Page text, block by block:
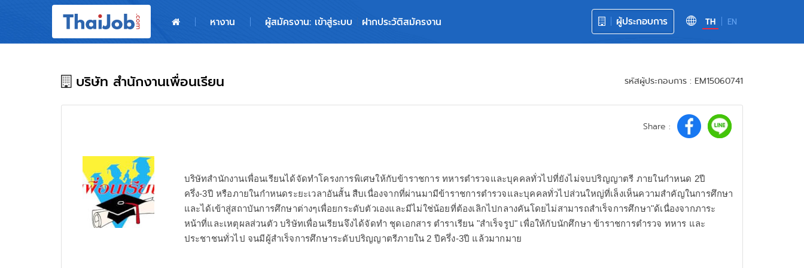
TH EN
ผู้ประกอบการ
หางาน ผู้สมัครงาน: เข้าสู่ระบบ ฝากประวัติสมัครงาน
ผู้สมัครงาน: เข้าสู่ระบบ
บริษัท สำนักงานเพื่อนเรียน รหัสผู้ประกอบการ : EM15060741
Share :
บริษัทสำนักงานเพื่อนเรียนได้จัดทำโครงการพิเศษให้กับข้าราชการ ทหารตำรวจและบุคคลทั่วไปที่ยังไม่จบปริญญาตรี ภายในกำหนด 2ปี
ครึ่ง-3ปี หรือภายในกำหนดระยะเวลาอันสั้น สืบเนื่องจากที่ผ่านมามีข้าราชการตำรวจและบุคคลทั่วไปส่วนใหญ่ที่เล็งเห็นความสำคัญในการศึกษา
และได้เข้าสู่สถาบันการศึกษาต่างๆเพื่อยกระดับตัวเองและมีไม่ใช่น้อยที่ต้องเลิกไปกลางคันโดยไม่สามารถสำเร็จการศึกษา"ด้เนื่องจากภาระ
หน้าที่และเหตุผลส่วนตัว บริษัทเพื่อนเรียนจึงได้จัดทำ ชุดเอกสาร ตำราเรียน "สำเร็จรูป" เพื่อให้กับนักศึกษา ข้าราชการตำรวจ ทหาร และ
ประชาชนทั่วไป จนมีผู้สำเร็จการศึกษาระดับปริญญาตรีภายใน 2 ปีครึ่ง-3ปี แล้วมากมาย